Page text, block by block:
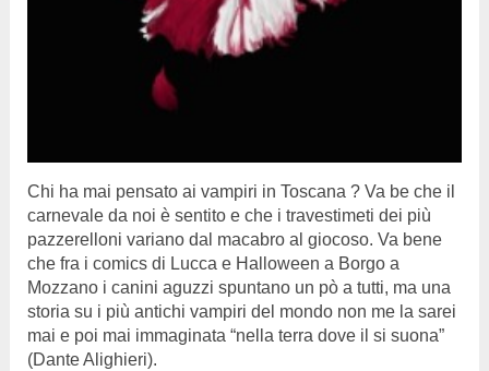
Chi ha mai pensato ai vampiri in Toscana ? Va be che il
carnevale da noi è sentito e che i travestimeti dei più
pazzerelloni variano dal macabro al giocoso. Va bene
che fra i comics di Lucca e Halloween a Borgo a
Mozzano i canini aguzzi spuntano un pò a tutti, ma una
storia su i più antichi vampiri del mondo non me la sarei
mai e poi mai immaginata “nella terra dove il si suona”
(Dante Alighieri).